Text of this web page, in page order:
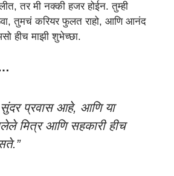
तर मी नक्की हजर होईन. तुम्ही
तुमचं करियर फुलत राहो, आणि आनंद
हीच माझी शुभेच्छा.
सुंदर प्रवास आहे, आणि या
मित्र आणि सहकारी हीच